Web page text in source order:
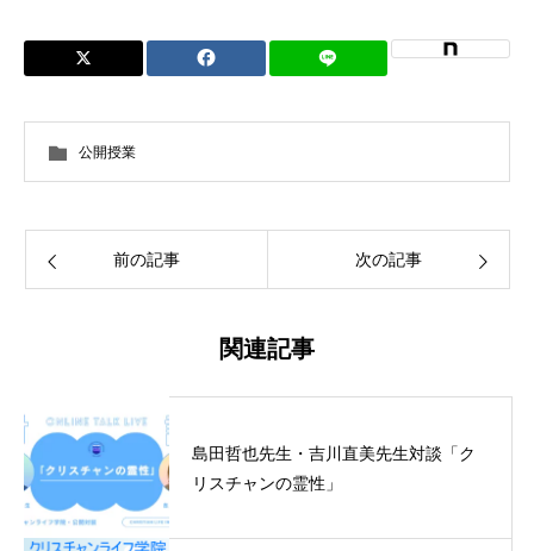
公開授業
前の記事 次の記事
関連記事
島田哲也先生・吉川直美先生対談「ク
リスチャンの霊性」